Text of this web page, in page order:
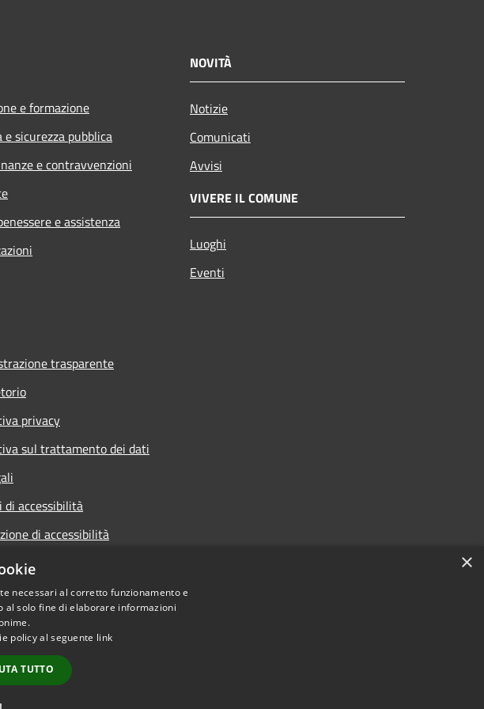
e formazione
e sicurezza pubblica
e contravvenzioni
e assistenza
NOVITÀ
Notizie
Comunicati
Avvisi
VIVERE IL COMUNE
Luoghi
Eventi
trasparente
privacy
sul trattamento dei dati
accessibilità
di accessibilità
© 2026 • Comune di Terranova da Sibari • Powered by
×
necessari al corretto funzionamento e
al solo fine di elaborare informazioni
policy al seguente link
TUTTO